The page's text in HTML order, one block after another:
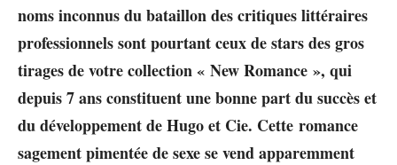
noms inconnus du bataillon des critiques littéraires
professionnels sont pourtant ceux de stars des gros
tirages de votre collection « New Romance », qui
depuis 7 ans constituent une bonne part du succès et
du développement de Hugo et Cie. Cette romance
sagement pimentée de sexe se vend apparemment